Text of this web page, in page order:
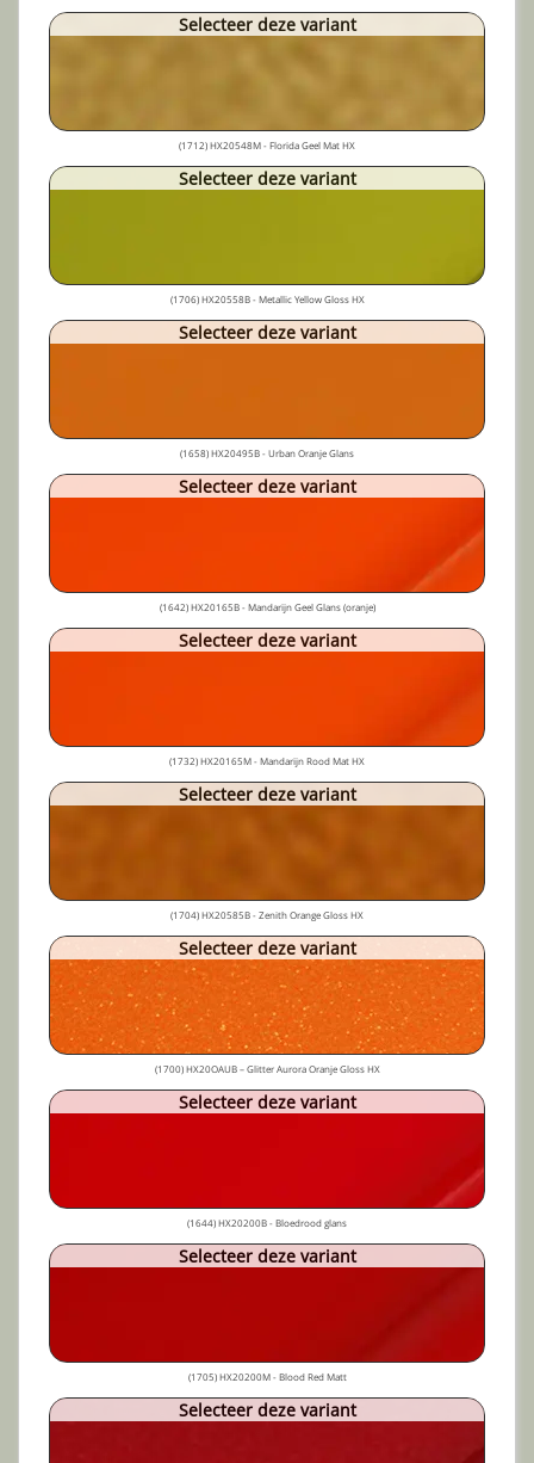
Selecteer deze variant
(1712) HX20548M - Florida Geel Mat HX
Selecteer deze variant
(1706) HX20558B - Metallic Yellow Gloss HX
Selecteer deze variant
(1658) HX20495B - Urban Oranje Glans
Selecteer deze variant
(1642) HX20165B - Mandarijn Geel Glans (oranje)
Selecteer deze variant
(1732) HX20165M - Mandarijn Rood Mat HX
Selecteer deze variant
(1704) HX20585B - Zenith Orange Gloss HX
Selecteer deze variant
(1700) HX20OAUB – Glitter Aurora Oranje Gloss HX
Selecteer deze variant
(1644) HX20200B - Bloedrood glans
Selecteer deze variant
(1705) HX20200M - Blood Red Matt
Selecteer deze variant